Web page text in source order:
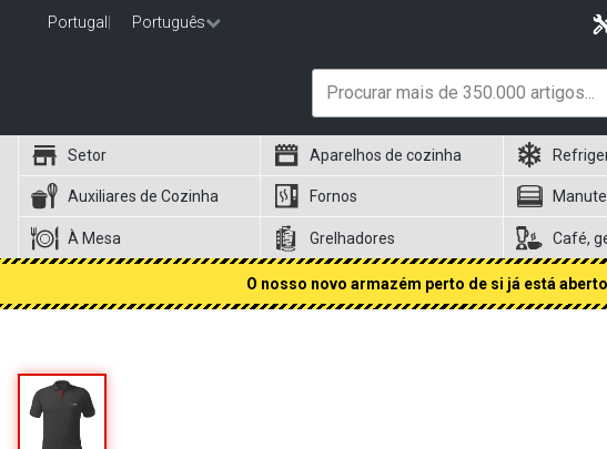
Portugal Português
Setor Aparelhos de cozinha
Auxiliares de Cozinha Fornos
À Mesa Grelhadores Café,
O nosso novo armazém perto de si já está